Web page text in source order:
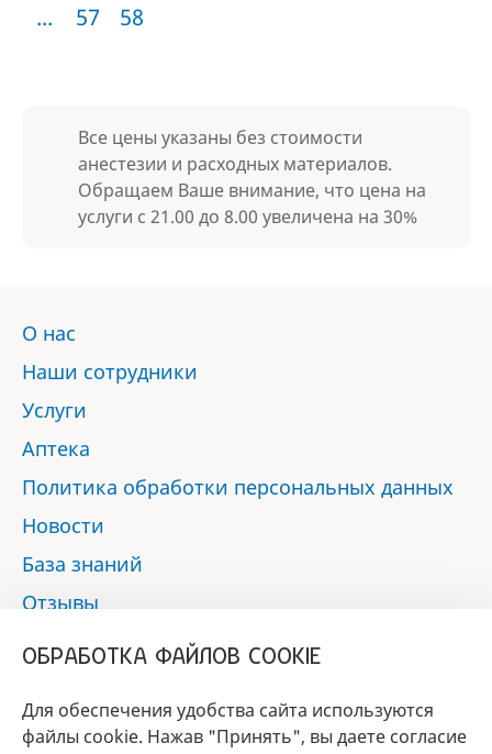
...
57 58
Все цены указаны без стоимости
анестезии и расходных материалов.
Обращаем Ваше внимание, что цена на
услуги с 21.00 до 8.00 увеличена на 30%
О нас
Наши сотрудники
Услуги
Аптека
Политика обработки персональных данных
Новости
База знаний
Отзывы
ОБРАБОТКА ФАЙЛОВ COOKIE
Для обеспечения удобства сайта используются
файлы cookie. Нажав "Принять", вы даете согласие